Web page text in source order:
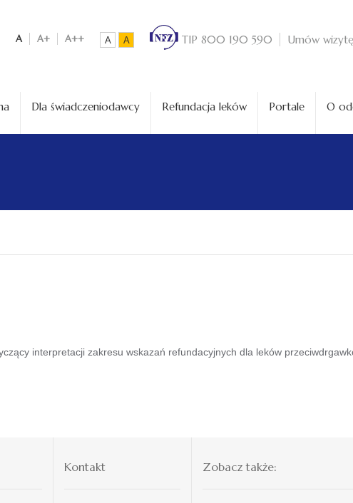
A A+ A++ A A TIP 800 190 590 Umów wizytę
Dla świadczeniodawcy Refundacja leków Portale O
interpretacji zakresu wskazań refundacyjnych dla leków
Kontakt Zobacz także: